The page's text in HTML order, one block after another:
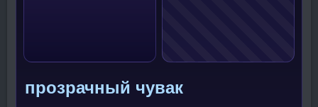
прозрачный чувак